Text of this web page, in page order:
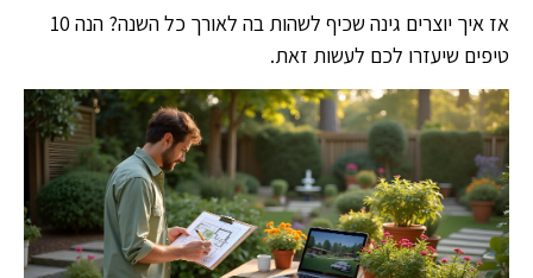
אז איך יוצרים גינה שכיף לשהות בה לאורך כל השנה? הנה 10
טיפים שיעזרו לכם לעשות זאת.